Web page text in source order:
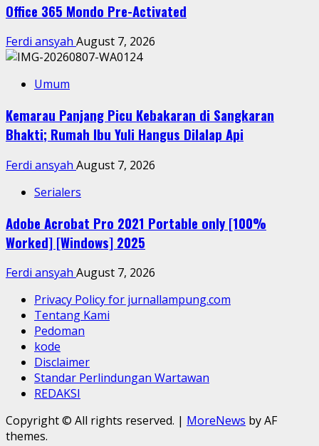
Office 365 Mondo Pre-Activated
Ferdi ansyah August 7, 2026
Umum
Kemarau Panjang Picu Kebakaran di Sangkaran
Bhakti; Rumah Ibu Yuli Hangus Dilalap Api
Ferdi ansyah August 7, 2026
Serialers
Adobe Acrobat Pro 2021 Portable only [100%
Worked] [Windows] 2025
Ferdi ansyah August 7, 2026
Privacy Policy for jurnallampung.com
Tentang Kami
Pedoman
kode
Disclaimer
Standar Perlindungan Wartawan
REDAKSI
Copyright © All rights reserved. | MoreNews by AF
themes.